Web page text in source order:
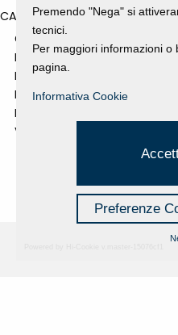
CATEGORIES
GALLERY
MOSTRE E EVENTI
NEWS
PROGETTI SOSTENUTI
RASSEGNA STAMPA
VIDEO
Premendo "Nega" si
tecnici.
Per maggiori informazioni o
pagina.
Informativa Cookie
Preferenze